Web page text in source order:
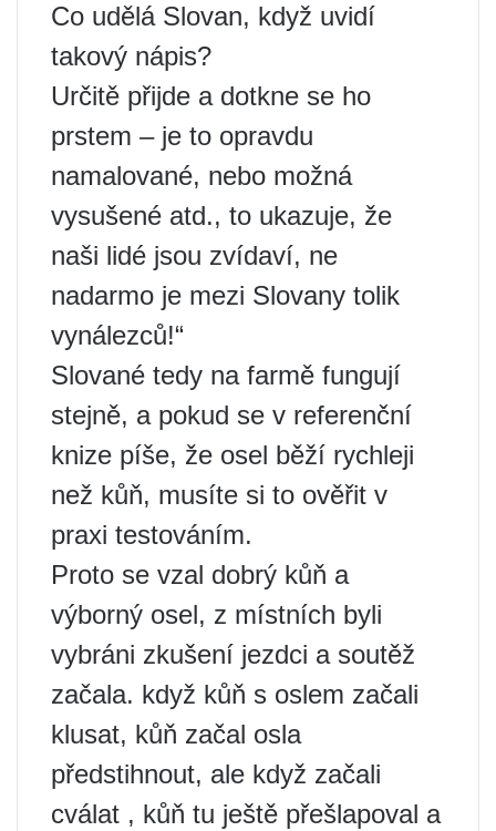
Co udělá Slovan, když uvidí
takový nápis?
Určitě přijde a dotkne se ho
prstem – je to opravdu
namalované, nebo možná
vysušené atd., to ukazuje, že
naši lidé jsou zvídaví, ne
nadarmo je mezi Slovany tolik
vynálezců!“
Slované tedy na farmě fungují
stejně, a pokud se v referenční
knize píše, že osel běží rychleji
než kůň, musíte si to ověřit v
praxi testováním.
Proto se vzal dobrý kůň a
výborný osel, z místních byli
vybráni zkušení jezdci a soutěž
začala. když kůň s oslem začali
klusat, kůň začal osla
předstihnout, ale když začali
cválat , kůň tu ještě přešlapoval a